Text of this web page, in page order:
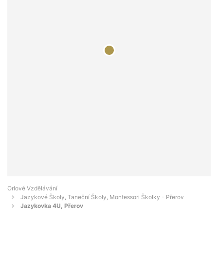
Orlové Vzdělávání
Jazykové Školy, Taneční Školy, Montessori Školky - Přerov
Jazykovka 4U, Přerov